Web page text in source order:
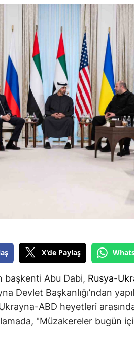
X'de Paylaş
başkenti Abu Dabi, Rusya-
Devlet Başkanlığı’ndan
ABD heyetleri
"Müzakereler bugün